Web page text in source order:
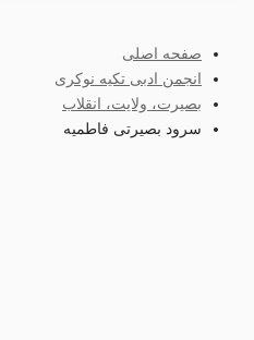
صفحه اصلی
انجمن ادبی تکیه نوکری
بصیرت، ولایت، انقلاب
سرود بصیرتی فاطمیه